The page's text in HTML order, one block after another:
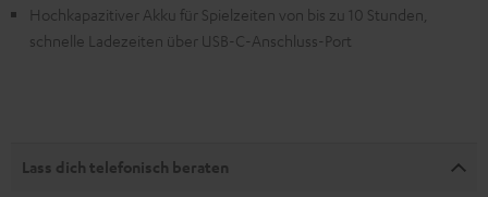
Hochkapazitiver Akku für Spielzeiten von bis zu 10 Stunden,
schnelle Ladezeiten über USB-C-Anschluss-Port
Lass dich telefonisch beraten